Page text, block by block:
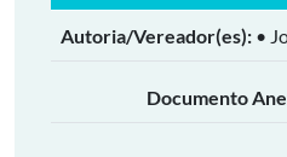
Autoria/Vereador(es): •
Documento